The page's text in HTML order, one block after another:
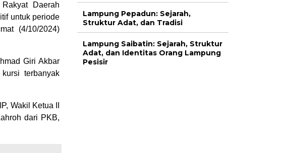
Daerah
untuk periode
(4/10/2024)
Giri Akbar
terbanyak
Wakil Ketua II
dari PKB,
Lampung Pepadun: Sejarah,
Struktur Adat, dan Tradisi
Lampung Saibatin: Sejarah, Struktur
Adat, dan Identitas Orang Lampung
Pesisir